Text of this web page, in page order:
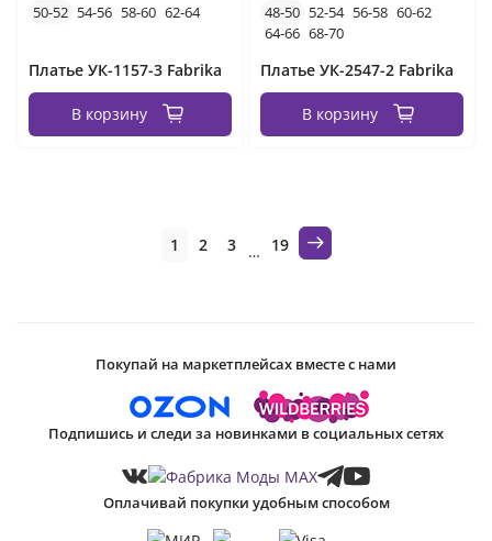
50-52 54-56 58-60 62-64
Платье УК-1157-3 Fabrika
В корзину
48-50 52-54 56-58 60-62
64-66 68-70
Платье УК-2547-2 Fabrika
В корзину
1 2 3 … 19
Покупай на маркетплейсах вместе с нами
Подпишись и следи за новинками в социальных сетях
Оплачивай покупки удобным способом